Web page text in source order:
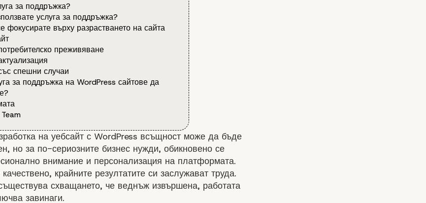
за поддръжка?
услуга за поддръжка?
фокусирате върху разрастването на сайта
преживяване
спешни случаи
за поддръжка на WordPress сайтове да
на уебсайт с WordPress всъщност може да бъде
но за по-сериозните бизнес нужди, обикновено се
внимание и персонализация на платформата.
крайните резултатите си заслужават труда.
схващането, че веднъж извършена, работата
завинаги.